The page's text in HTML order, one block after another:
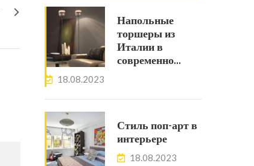
Напольные
торшеры из
Италии в
современно…
18.08.2023
Стиль поп-арт в
интерьере
18.08.2023